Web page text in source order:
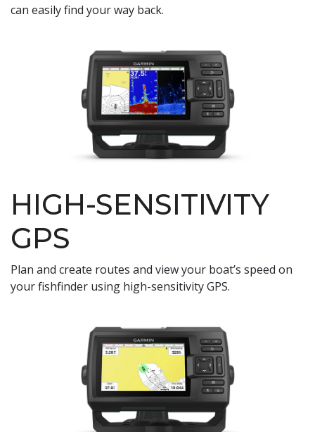
can easily find your way back.
HIGH-SENSITIVITY
GPS
Plan and create routes and view your boat’s speed on
your fishfinder using high-sensitivity GPS.